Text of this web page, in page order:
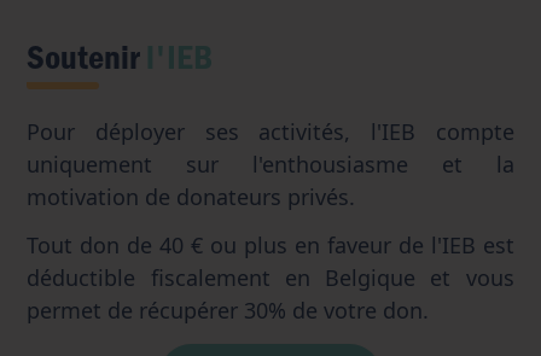
Soutenirl'IEB
Pour déployer ses activités, l'IEB compte
uniquement sur l'enthousiasme et la
motivation de donateurs privés.
Tout don de 40 € ou plus en faveur de l'IEB est
déductible fiscalement en Belgique et vous
permet de récupérer 30% de votre don.